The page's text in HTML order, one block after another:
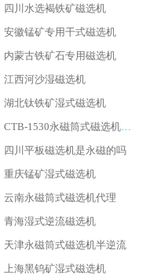
四川水选褐铁矿磁选机
安徽锰矿专用干式磁选机
内蒙古铁矿石专用磁选机
江西河沙湿磁选机
湖北钛铁矿湿式磁选机
CTB-1530永磁筒式磁选机代理商
四川平板磁选机是永磁的吗
重庆锰矿湿式磁选机
云南永磁筒式磁选机代理
青海湿式逆流磁选机
天津永磁筒式磁选机半逆流
上海黑钨矿湿式磁选机